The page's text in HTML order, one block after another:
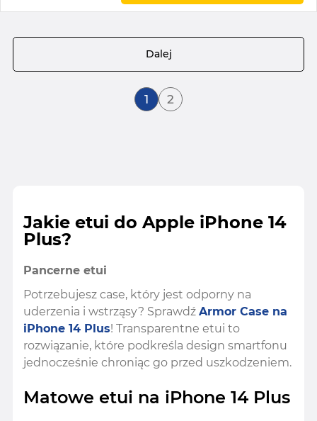
Aktualnie czytasz stronę
1 Strona
2
Dalej
Jakie etui do Apple iPhone 14
Plus?
Pancerne etui
Potrzebujesz case, który jest odporny na
uderzenia i wstrząsy? Sprawdź Armor Case na
iPhone 14 Plus! Transparentne etui to
rozwiązanie, które podkreśla design smartfonu
jednocześnie chroniąc go przed uszkodzeniem.
Matowe etui na iPhone 14 Plus